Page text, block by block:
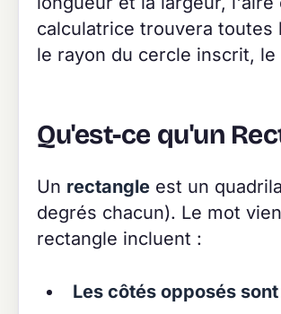
calculatrice trouvera
le rayon du cercle inscrit,
Qu'est-ce qu'un
Un rectangle est un
degrés chacun). Le mot
rectangle incluent :
Les côtés opposés